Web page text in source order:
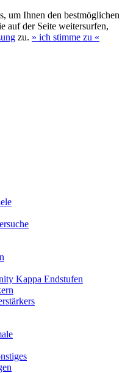
um Ihnen den bestmöglichen
auf der Seite weitersurfen,
zu. » ich stimme zu «
Kappa Endstufen